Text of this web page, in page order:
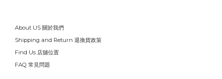
About US 關於我們
Shipping and Return 退換貨政策
Find Us 店舖位置
FAQ 常見問題